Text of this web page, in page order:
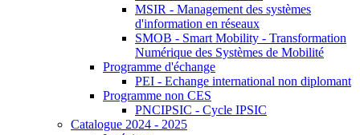
MSIR - Management des systèmes
d'information en réseaux
SMOB - Smart Mobility - Transformation
Numérique des Systèmes de Mobilité
Programme d'échange
PEI - Echange international non diplomant
Programme non CES
PNCIPSIC - Cycle IPSIC
Catalogue 2024 - 2025